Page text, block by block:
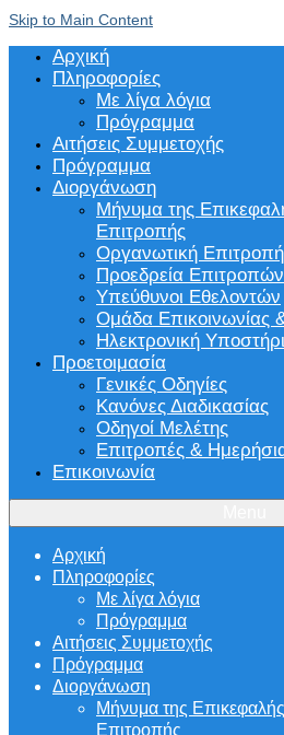
Skip to Main Content
Αρχική
Πληροφορίες
Με λίγα λόγια
Πρόγραμμα
Αιτήσεις Συμμετοχής
Πρόγραμμα
Διοργάνωση
Μήνυμα της
Επιτροπής
Οργανωτική Επιτροπή
Προεδρεία Επιτροπών
Υπεύθυνοι Εθελοντών
Ομάδα Επικοινωνίας
Ηλεκτρονική
Προετοιμασία
Γενικές Οδηγίες
Κανόνες Διαδικασίας
Οδηγοί Μελέτης
Επιτροπές &
Επικοινωνία
Αρχική
Πληροφορίες
Με λίγα λόγια
Πρόγραμμα
Αιτήσεις Συμμετοχής
Πρόγραμμα
Διοργάνωση
Μήνυμα της
Επιτροπής